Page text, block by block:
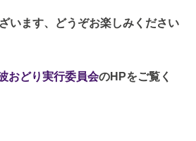
います、どうぞお楽しみください
おどり実行委員会のHPをご覧く